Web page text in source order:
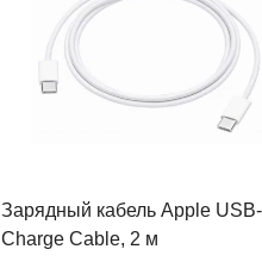
Зарядный кабель Apple
Charge Cable, 2 м